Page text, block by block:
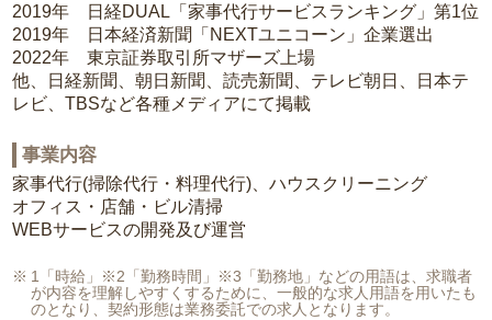
2019年 日経DUAL「家事代行サービスランキング」第1位
2019年 日本経済新聞「NEXTユニコーン」企業選出
2022年 東京証券取引所マザーズ上場
他、日経新聞、朝日新聞、読売新聞、テレビ朝日、日本テ
レビ、TBSなど各種メディアにて掲載
事業内容
家事代行(掃除代行・料理代行)、ハウスクリーニング
オフィス・店舗・ビル清掃
WEBサービスの開発及び運営
1「時給」※2「勤務時間」※3「勤務地」などの用語は、求職者
が内容を理解しやすくするために、一般的な求人用語を用いたも
のとなり、契約形態は業務委託での求人となります。